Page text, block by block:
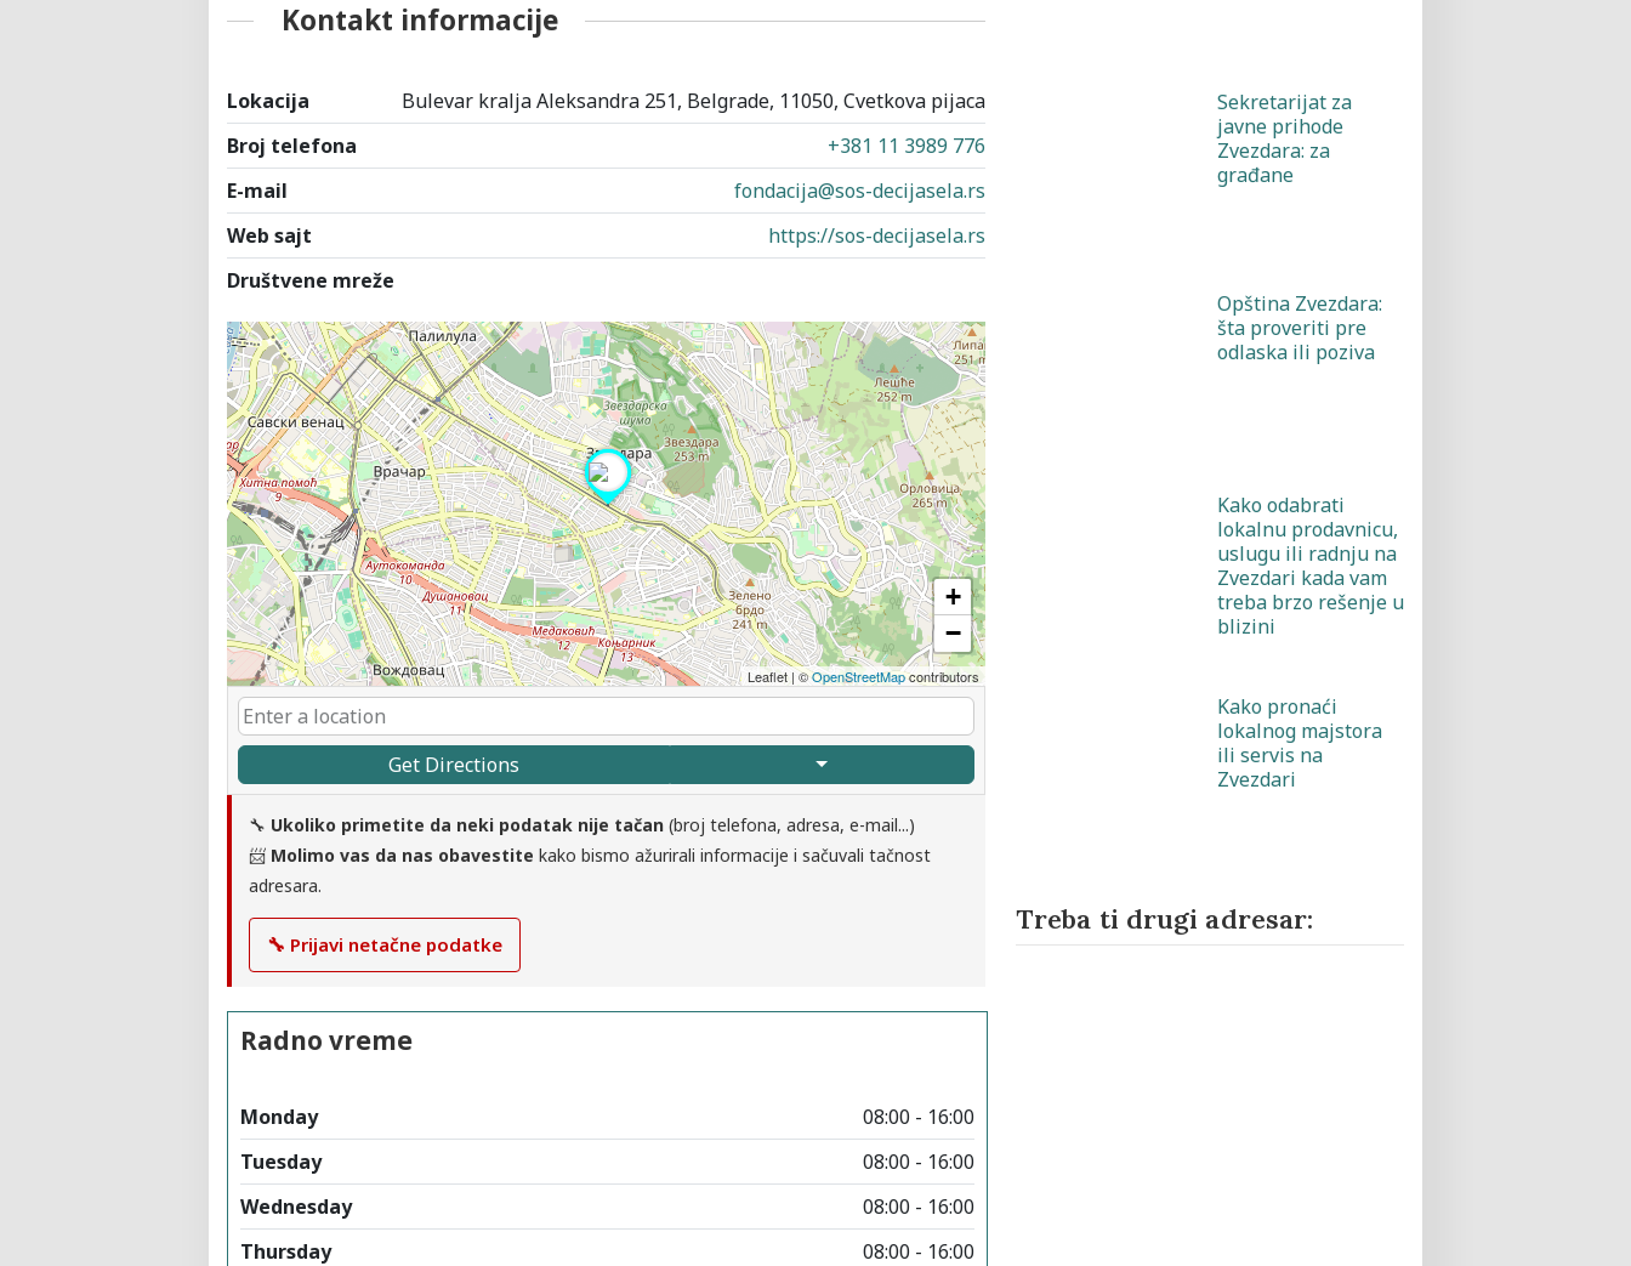
Kontakt informacije
Lokacija
Bulevar kralja Aleksandra 251, Belgrade, 11050, Cvetkova pijaca
Broj telefona
+381 11 3989 776
E-mail
fondacija@sos-decijasela.rs
Web sajt
https://sos-decijasela.rs
Društvene mreže
+
−
Leaflet|©OpenStreetMapcontributors
Get Directions
🔧 Ukoliko primetite da neki podatak nije tačan (broj telefona, adresa, e-mail...)
📨 Molimo vas da nas obavestite kako bismo ažurirali informacije i sačuvali tačnost
adresara.
🔧 Prijavi netačne podatke
Radno vreme
Monday
08:00 - 16:00
Tuesday
08:00 - 16:00
Wednesday
08:00 - 16:00
Thursday
08:00 - 16:00
Sekretarijat za
javne prihode
Zvezdara: za
građane
Opština Zvezdara:
šta proveriti pre
odlaska ili poziva
Kako odabrati
lokalnu prodavnicu,
uslugu ili radnju na
Zvezdari kada vam
treba brzo rešenje u
blizini
Kako pronaći
lokalnog majstora
ili servis na
Zvezdari
Treba ti drugi adresar: